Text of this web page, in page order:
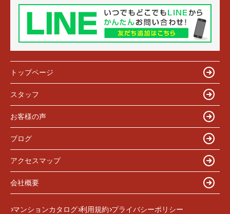
トップページ
スタッフ
お客様の声
ブログ
アクセスマップ
会社概要
マンションカタログ 利用規約 プライバシーポリシー